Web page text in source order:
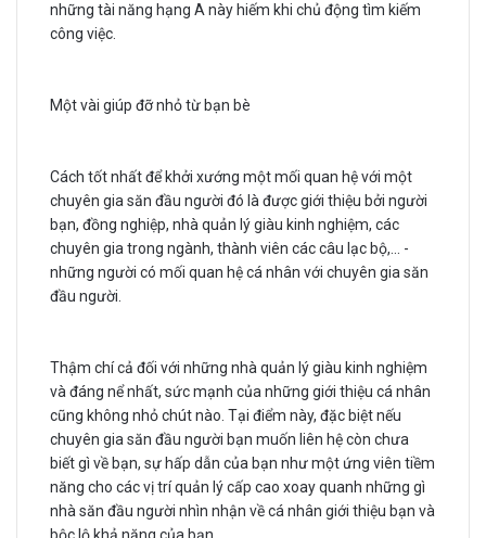
những tài năng hạng A này hiếm khi chủ động tìm kiếm
công việc.
Một vài giúp đỡ nhỏ từ bạn bè
Cách tốt nhất để khởi xướng một mối quan hệ với một
chuyên gia săn đầu người đó là được giới thiệu bởi người
bạn, đồng nghiệp, nhà quản lý giàu kinh nghiệm, các
chuyên gia trong ngành, thành viên các câu lạc bộ,... -
những người có mối quan hệ cá nhân với chuyên gia săn
đầu người.
Thậm chí cả đối với những nhà quản lý giàu kinh nghiệm
và đáng nể nhất, sức mạnh của những giới thiệu cá nhân
cũng không nhỏ chút nào. Tại điểm này, đặc biệt nếu
chuyên gia săn đầu người bạn muốn liên hệ còn chưa
biết gì về bạn, sự hấp dẫn của bạn như một ứng viên tiềm
năng cho các vị trí quản lý cấp cao xoay quanh những gì
nhà săn đầu người nhìn nhận về cá nhân giới thiệu bạn và